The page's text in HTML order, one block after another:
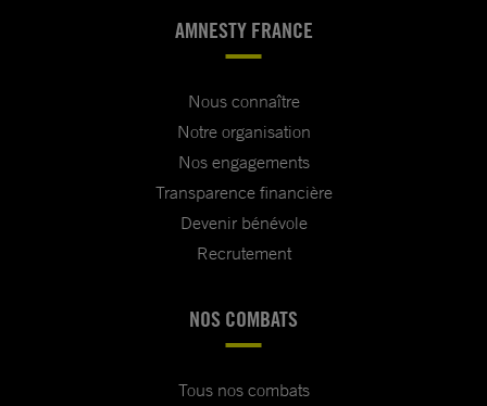
AMNESTY FRANCE
Nous connaître
Notre organisation
Nos engagements
Transparence financière
Devenir bénévole
Recrutement
NOS COMBATS
Tous nos combats